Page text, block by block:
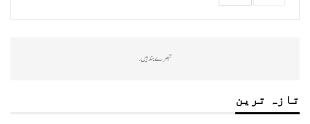
تبصرے بند ہیں.
تازہ ترین